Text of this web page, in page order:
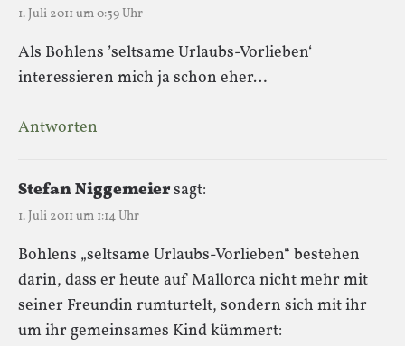
1. Juli 2011 um 0:59 Uhr
Als Bohlens ’seltsame Urlaubs-Vorlieben‘
interessieren mich ja schon eher…
Antworten
Stefan Niggemeiersagt:
1. Juli 2011 um 1:14 Uhr
Bohlens „seltsame Urlaubs-Vorlieben“ bestehen
darin, dass er heute auf Mallorca nicht mehr mit
seiner Freundin rumturtelt, sondern sich mit ihr
um ihr gemeinsames Kind kümmert: